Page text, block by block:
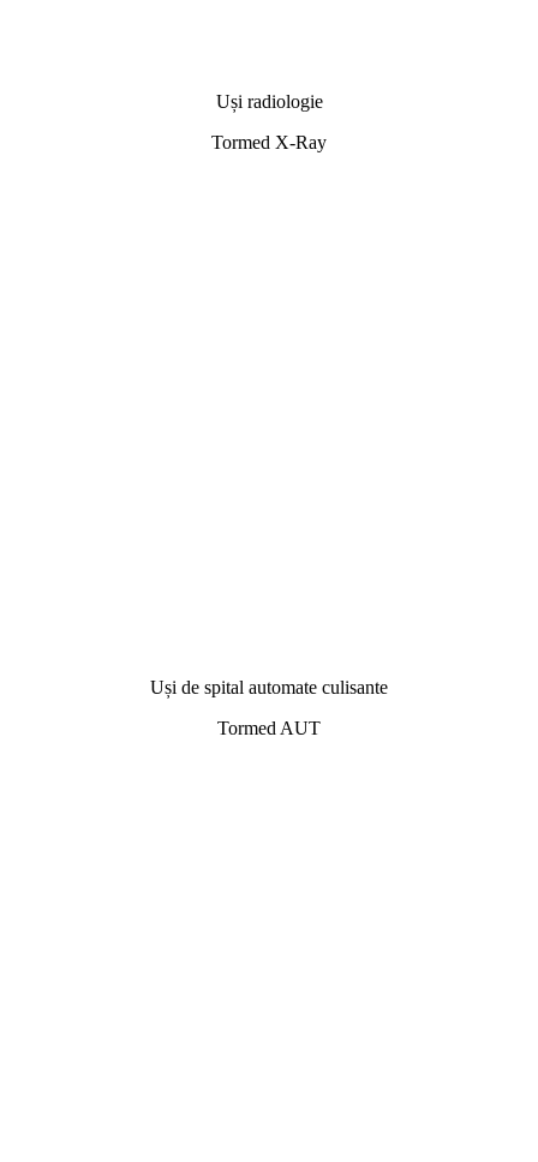
Uși radiologie
Tormed X-Ray
Uși de spital automate culisante
Tormed AUT